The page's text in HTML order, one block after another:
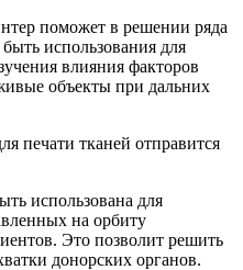
поможет в решении ряда
использования для
влияния факторов
объекты при дальних
использована для
на орбиту
Это позволит решить
донорских органов.